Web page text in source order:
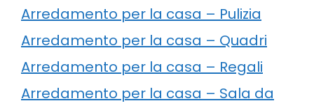
Arredamento per la casa – Pulizia
Arredamento per la casa – Quadri
Arredamento per la casa – Regali
Arredamento per la casa – Sala da